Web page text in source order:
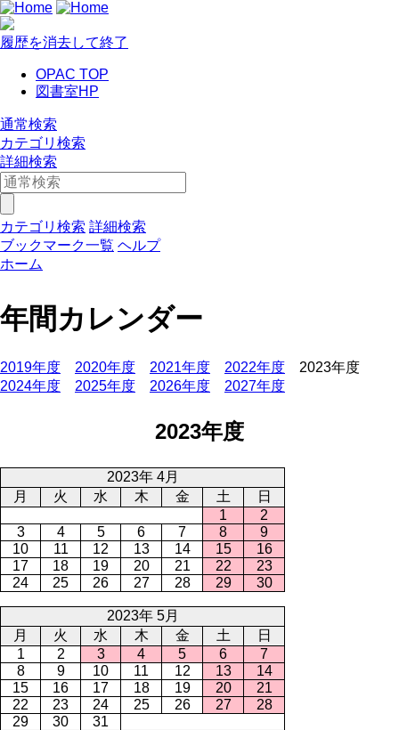
履歴を消去して終了
OPAC TOP
図書室HP
通常検索
カテゴリ検索
詳細検索
カテゴリ検索 詳細検索
ブックマーク一覧 ヘルプ
ホーム
年間カレンダー
2019年度 2020年度 2021年度 2022年度
2023年度
2024年度
2025年度 2026年度 2027年度
2023年度
2023年 4月
月
火 水 木 金 土
日
1
2
3
4 5 6 7 8
9
10
11 12 13 14 15
16
17
18 19 20 21 22
23
24
25 26 27 28 29 30
2023年 5月
月
火 水 木 金 土
日
1
2 3 4 5 6
7
8
9 10 11 12 13
14
15
16 17 18 19 20
21
22
23 24 25 26 27
28
29
30 31